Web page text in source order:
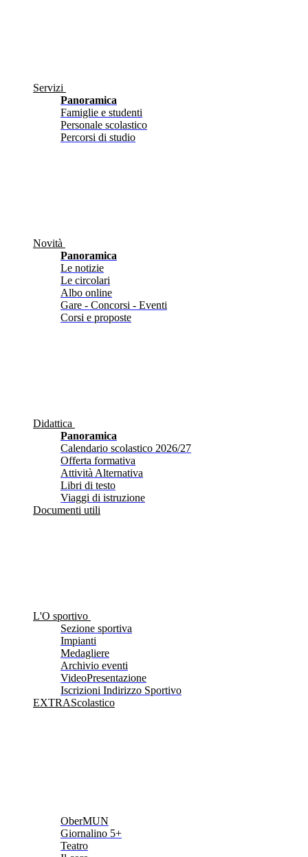
Servizi
Panoramica
Famiglie e studenti
Personale scolastico
Percorsi di studio
Novità
Panoramica
Le notizie
Le circolari
Albo online
Gare - Concorsi - Eventi
Corsi e proposte
Didattica
Panoramica
Calendario scolastico 2026/27
Offerta formativa
Attività Alternativa
Libri di testo
Viaggi di istruzione
Documenti utili
L'O sportivo
Sezione sportiva
Impianti
Medagliere
Archivio eventi
VideoPresentazione
Iscrizioni Indirizzo Sportivo
EXTRAScolastico
OberMUN
Giornalino 5+
Teatro